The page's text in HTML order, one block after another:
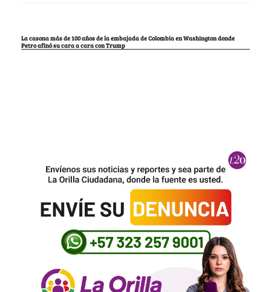
La casona más de 100 años de la embajada de Colombia en Washington donde
Petro afinó su cara a cara con Trump